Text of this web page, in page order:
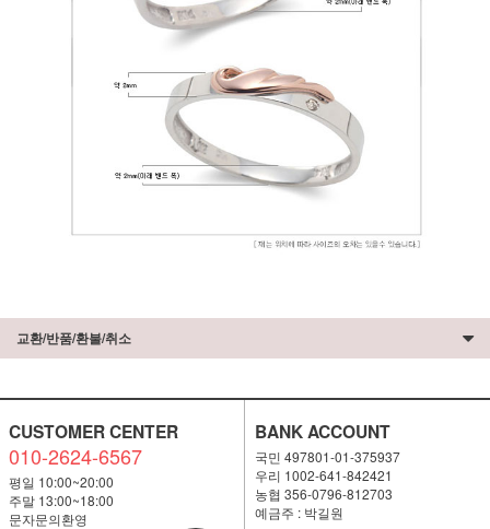
교환/반품/환불/취소
CUSTOMER CENTER
010-2624-6567
평일 10:00~20:00
주말 13:00~18:00
문자문의환영
BANK ACCOUNT
국민 497801-01-375937
우리 1002-641-842421
농협 356-0796-812703
예금주 : 박길원